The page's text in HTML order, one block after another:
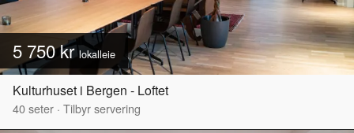
5 750 krlokalleie
Kulturhuset i Bergen - Loftet
40seter · Tilbyr servering